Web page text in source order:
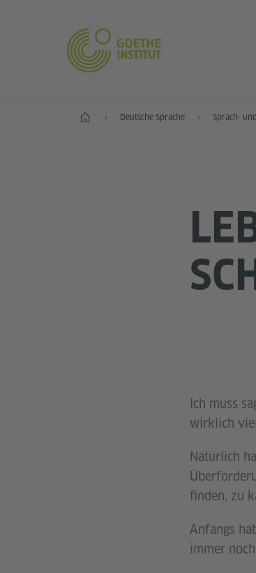
Start Deutsche Sprache Sprach-
Ich muss
wirklich
Natürlich
finden, zu
Anfangs
immer